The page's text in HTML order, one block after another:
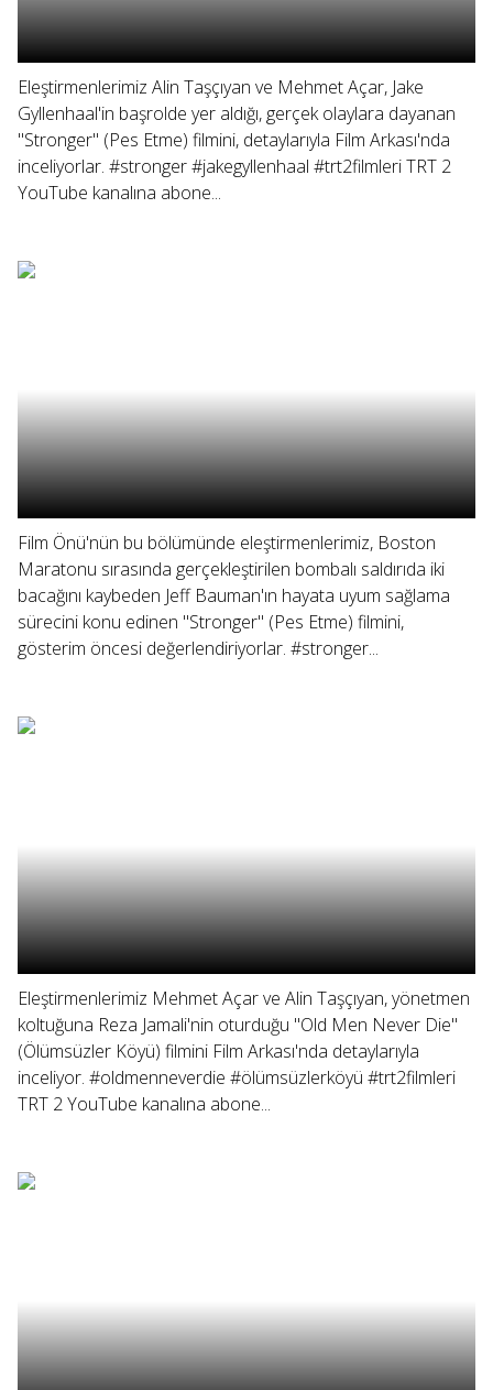
Eleştirmenlerimiz Alin Taşçıyan ve Mehmet Açar, Jake
Gyllenhaal'in başrolde yer aldığı, gerçek olaylara dayanan
"Stronger" (Pes Etme) filmini, detaylarıyla Film Arkası'nda
inceliyorlar. #stronger #jakegyllenhaal #trt2filmleri TRT 2
YouTube kanalına abone...
Film Önü'nün bu bölümünde eleştirmenlerimiz, Boston
Maratonu sırasında gerçekleştirilen bombalı saldırıda iki
bacağını kaybeden Jeff Bauman'ın hayata uyum sağlama
sürecini konu edinen "Stronger" (Pes Etme) filmini,
gösterim öncesi değerlendiriyorlar. #stronger...
Eleştirmenlerimiz Mehmet Açar ve Alin Taşçıyan, yönetmen
koltuğuna Reza Jamali'nin oturduğu "Old Men Never Die"
(Ölümsüzler Köyü) filmini Film Arkası'nda detaylarıyla
inceliyor. #oldmenneverdie #ölümsüzlerköyü #trt2filmleri
TRT 2 YouTube kanalına abone...